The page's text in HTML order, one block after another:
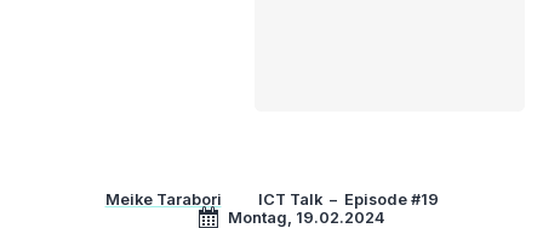
Meike Tarabori ICT Talk– Episode #19
Montag, 19.02.2024